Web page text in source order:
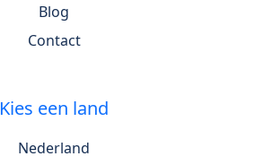
Blog
Contact
Kies een land
Nederland